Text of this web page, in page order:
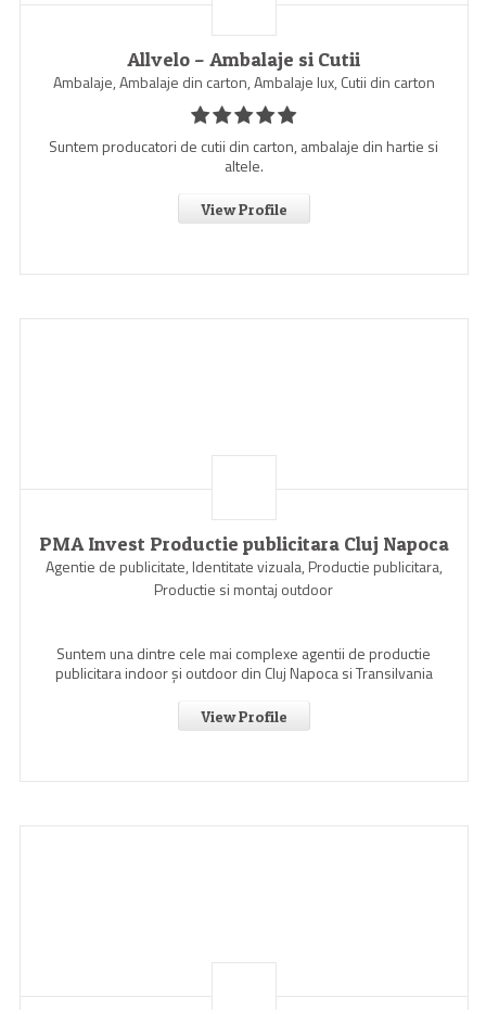
Allvelo – Ambalaje si Cutii
Ambalaje, Ambalaje din carton, Ambalaje lux, Cutii din carton
Suntem producatori de cutii din carton, ambalaje din hartie si
altele.
View Profile
PMA Invest Productie publicitara Cluj Napoca
Agentie de publicitate, Identitate vizuala, Productie publicitara,
Productie si montaj outdoor
Suntem una dintre cele mai complexe agentii de productie
publicitara indoor şi outdoor din Cluj Napoca si Transilvania
View Profile